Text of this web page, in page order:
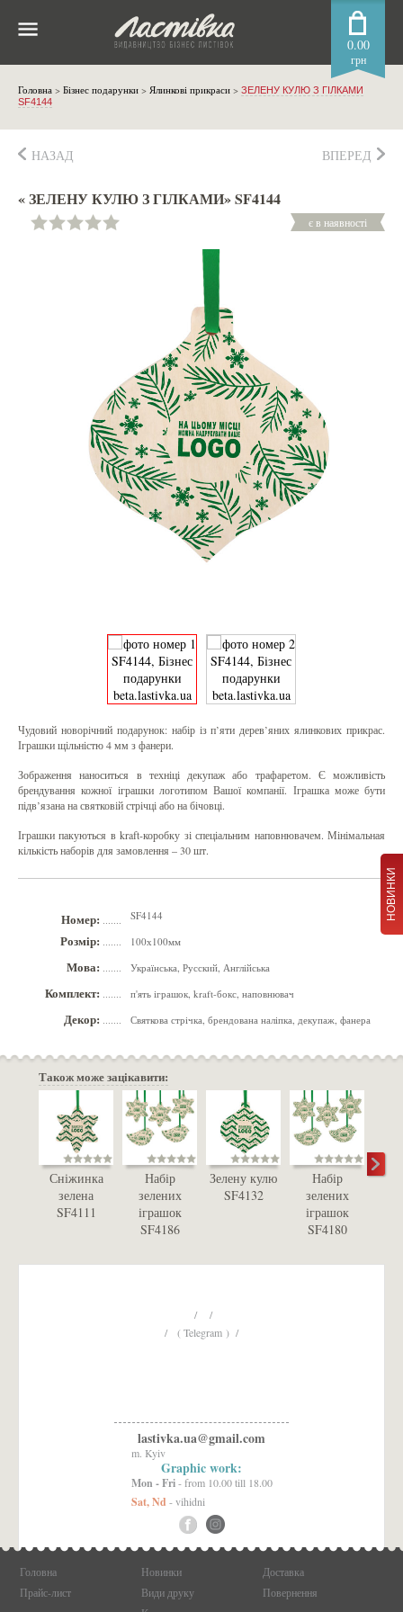
0.00
грн
Головна > Бізнес подарунки > Ялинкові прикраси > ЗЕЛЕНУ КУЛЮ З ГІЛКАМИ
SF4144
НОВИНКИ
НАЗАД ВПЕРЕД
« ЗЕЛЕНУ КУЛЮ З ГІЛКАМИ» SF4144
є в наявності
Чудовий новорічний подарунок: набір із п’яти дерев’яних ялинкових прикрас.
Іграшки щільністю 4 мм з фанери.
Зображення наноситься в техніці декупаж або трафаретом. Є можливість
брендування кожної іграшки логотипом Вашої компанії. Іграшка може бути
підв’язана на святковій стрічці або на бічовці.
Іграшки пакуються в kraft-коробку зі спеціальним наповнювачем. Мінімальная
кількість наборів для замовлення – 30 шт.
Номер: SF4144
Розмір: 100х100мм
Мова: Українська, Русский, Англійська
Комплект: п'ять іграшок, kraft-бокс, наповнювач
Декор: Святкова стрічка, брендована наліпка, декупаж, фанера
Також може зацікавити:
Сніжинка
зелена
SF4111
Набір
зелених
іграшок
SF4186
Зелену кулю
SF4132
Набір
зелених
іграшок
SF4180
/ /
/ ( Telegram ) /
lastivka.ua@gmail.com
m. Kyiv
Graphic work:
Mon - Fri- from 10.00 till 18.00
Sat, Nd - vihidni
Головна Новинки
Доставка
Прайс-лист
Види друку
Повернення